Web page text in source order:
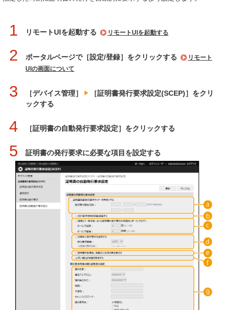
1 リモートUIを起動する リモートUIを起動する
2 ポータルページで［設定/登録］をクリックする
リモート
UIの画面について
3 ［デバイス管理］
［証明書発行要求設定(SCEP)］をクリ
ックする
4 ［証明書の自動発行要求設定］をクリックする
5 証明書の発行要求に必要な項目を設定する